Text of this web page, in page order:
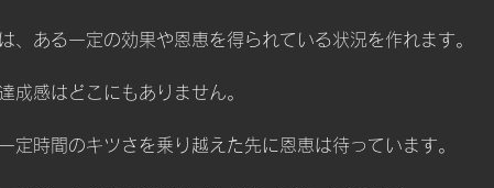
、ある一定の効果や恩恵を得られている状況を作れます。
感はどこにもありません。
定時間のキツさを乗り越えた先に恩恵は待っています。